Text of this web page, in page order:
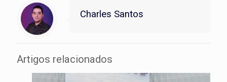
Charles Santos
Artigos relacionados